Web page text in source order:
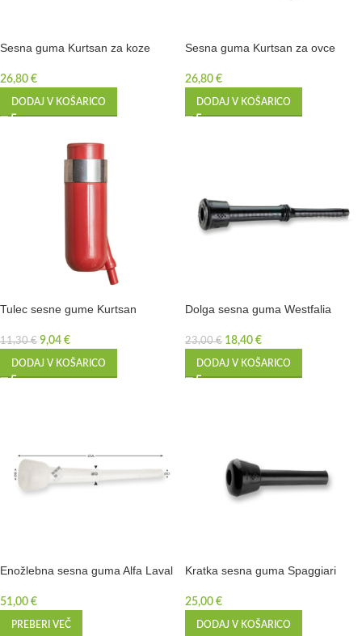
Sesna guma Kurtsan za koze
26,80 €
DODAJ V KOŠARICO
Sesna guma Kurtsan za ovce
26,80 €
DODAJ V KOŠARICO
Tulec sesne gume Kurtsan
11,30€ 9,04 €
DODAJ V KOŠARICO
Dolga sesna guma Westfalia
23,00€ 18,40 €
DODAJ V KOŠARICO
Enožlebna sesna guma Alfa Laval
51,00 €
PREBERI VEČ
Kratka sesna guma Spaggiari
25,00 €
DODAJ V KOŠARICO